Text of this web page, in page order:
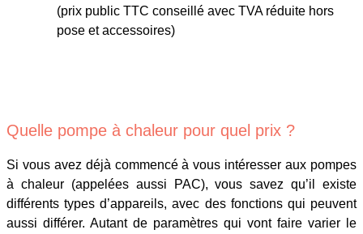
(prix public TTC conseillé avec TVA réduite hors
pose et accessoires)
Quelle pompe à chaleur pour quel prix ?
Si vous avez déjà commencé à vous intéresser aux pompes
à chaleur (appelées aussi PAC), vous savez qu’il existe
différents types d’appareils, avec des fonctions qui peuvent
aussi différer. Autant de paramètres qui vont faire varier le